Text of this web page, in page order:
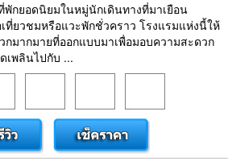
พักยอดนิยมในหมู่นักเดินทางที่มาเยือน
ที่ยวชมหรือแวะพักชั่วคราว โรงแรมแห่งนี้ให้
มากมายที่ออกแบบมาเพื่อมอบความสะดวก
เพลินไปกับ ...